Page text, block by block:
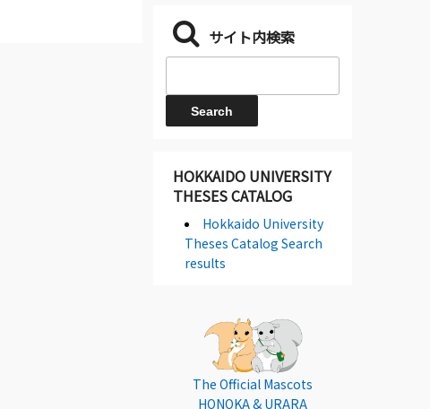
サイト内検索
HOKKAIDO UNIVERSITY
THESES CATALOG
Hokkaido University
Theses Catalog Search
results
The Official Mascots
HONOKA & URARA